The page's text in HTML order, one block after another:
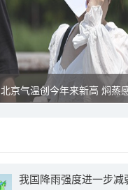
北京气温创今年来新高 焖蒸